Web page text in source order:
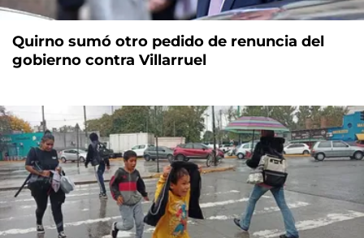
Quirno sumó otro pedido de renuncia del
gobierno contra Villarruel